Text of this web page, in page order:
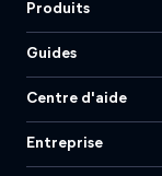
Produits
Guides
Centre d'aide
Entreprise